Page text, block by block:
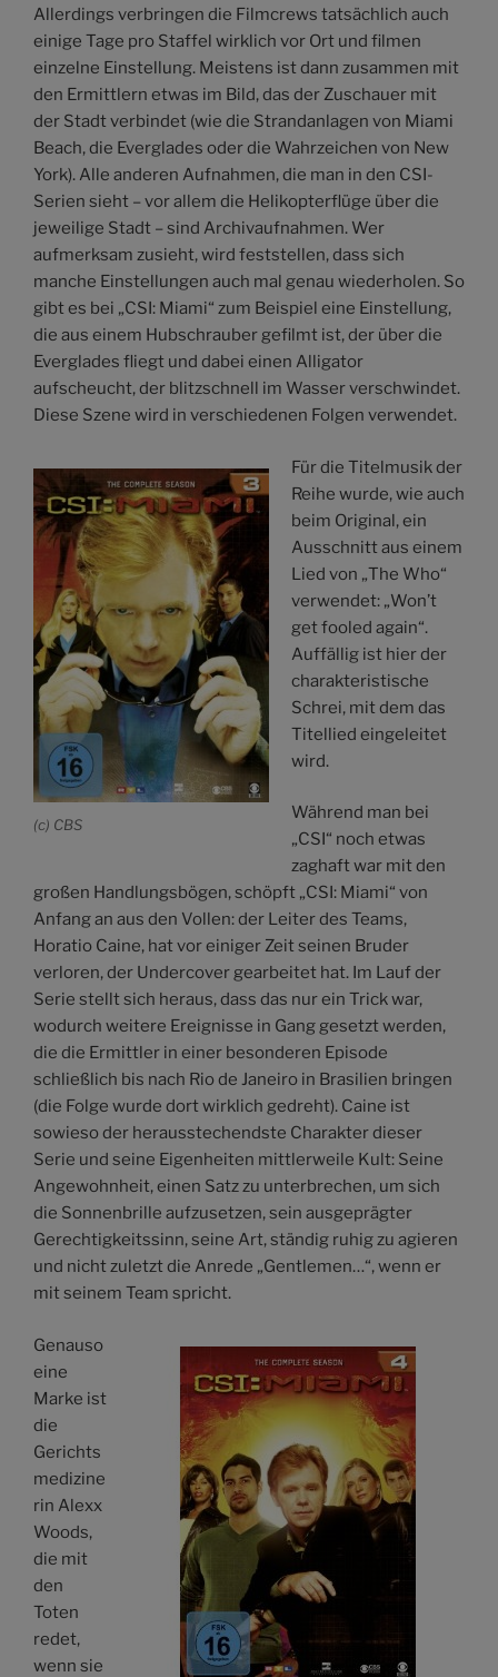
Allerdings verbringen die Filmcrews tatsächlich auch
einige Tage pro Staffel wirklich vor Ort und filmen
einzelne Einstellung. Meistens ist dann zusammen mit
den Ermittlern etwas im Bild, das der Zuschauer mit
der Stadt verbindet (wie die Strandanlagen von Miami
Beach, die Everglades oder die Wahrzeichen von New
York). Alle anderen Aufnahmen, die man in den CSI-
Serien sieht – vor allem die Helikopterflüge über die
jeweilige Stadt – sind Archivaufnahmen. Wer
aufmerksam zusieht, wird feststellen, dass sich
manche Einstellungen auch mal genau wiederholen. So
gibt es bei „CSI: Miami“ zum Beispiel eine Einstellung,
die aus einem Hubschrauber gefilmt ist, der über die
Everglades fliegt und dabei einen Alligator
aufscheucht, der blitzschnell im Wasser verschwindet.
Diese Szene wird in verschiedenen Folgen verwendet.
(c) CBS
Für die Titelmusik der
Reihe wurde, wie auch
beim Original, ein
Ausschnitt aus einem
Lied von „The Who“
verwendet: „Won’t
get fooled again“.
Auffällig ist hier der
charakteristische
Schrei, mit dem das
Titellied eingeleitet
wird.
Während man bei
„CSI“ noch etwas
zaghaft war mit den
großen Handlungsbögen, schöpft „CSI: Miami“ von
Anfang an aus den Vollen: der Leiter des Teams,
Horatio Caine, hat vor einiger Zeit seinen Bruder
verloren, der Undercover gearbeitet hat. Im Lauf der
Serie stellt sich heraus, dass das nur ein Trick war,
wodurch weitere Ereignisse in Gang gesetzt werden,
die die Ermittler in einer besonderen Episode
schließlich bis nach Rio de Janeiro in Brasilien bringen
(die Folge wurde dort wirklich gedreht). Caine ist
sowieso der herausstechendste Charakter dieser
Serie und seine Eigenheiten mittlerweile Kult: Seine
Angewohnheit, einen Satz zu unterbrechen, um sich
die Sonnenbrille aufzusetzen, sein ausgeprägter
Gerechtigkeitssinn, seine Art, ständig ruhig zu agieren
und nicht zuletzt die Anrede „Gentlemen…“, wenn er
mit seinem Team spricht.
Genauso
eine
Marke ist
die
Gerichts
medizine
rin Alexx
Woods,
die mit
den
Toten
redet,
wenn sie